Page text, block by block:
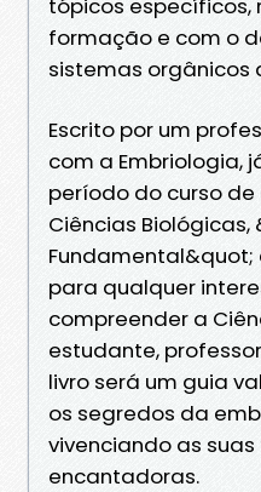
tópicos
formação e com o
sistemas orgânicos
Escrito por um
com a Embriologia,
período do curso
Ciências
Fundamental&quot;
para qualquer
compreender a
estudante,
livro será um guia
os segredos da
vivenciando as
encantadoras.